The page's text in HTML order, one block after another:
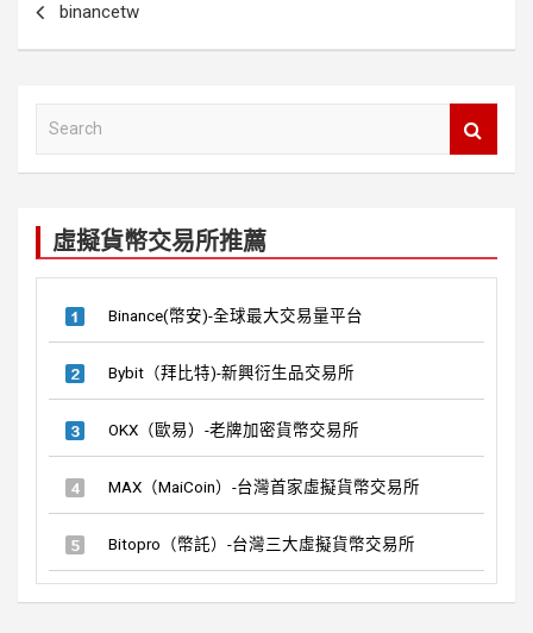
o
binancetw
虛擬貨幣交易所推薦
Binance(幣安)-全球最大交易量平台
Bybit（拜比特)-新興衍生品交易所
OKX（歐易）-老牌加密貨幣交易所
MAX（MaiCoin）-台灣首家虛擬貨幣交易所
Bitopro（幣託）-台灣三大虛擬貨幣交易所